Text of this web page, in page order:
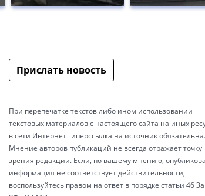
Прислать новость
При перепечатке текстов либо ином использовании
текстовых материалов с настоящего сайта на иных
в сети Интернет гиперссылка на источник обязательна.
Мнение авторов публикаций не всегда отражает точку
зрения редакции. Если, по вашему мнению,
информация не соответствует действительности,
воспользуйтесь правом на ответ в порядке статьи 46